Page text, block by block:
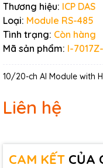
Thương hiệu: ICP DAS
Loại: Module RS-485
Tình trạng: Còn hàng
Mã sản phẩm: I-
10/20-ch AI Module with
Liên hệ
CAM KẾT CỦA